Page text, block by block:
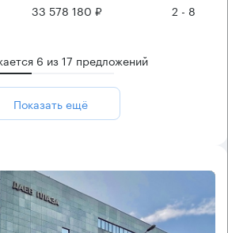
33 578 180 ₽ 2 - 8
6 из17 предложений
Показать ещё